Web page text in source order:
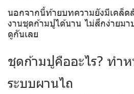
นอกจากนี้ท้ายบทความยังมีเคล็ด
งานชุดก้ามปูได้นาน ไม่สึกง่ายมา
ดูกันเลย
ชุดก้ามปูคืออะไร? ทำ
ระบบผานไถ